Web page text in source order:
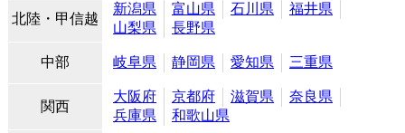
北陸・甲信越
新潟県 富山県 石川県
福井県
山梨県
長野県
中部 岐阜県 静岡県 愛知県 三重県
関西
大阪府 京都府 滋賀県
奈良県
兵庫県
和歌山県